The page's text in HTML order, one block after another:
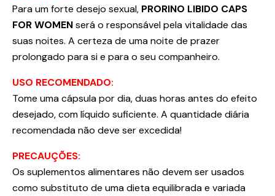
Para um forte desejo sexual, PRORINO LIBIDO CAPS
FOR WOMENserá o responsável pela vitalidade das
suas noites. A certeza de uma noite de prazer
prolongado para si e para o seu companheiro.
USO RECOMENDADO:
Tome uma cápsula por dia, duas horas antes do efeito
desejado, com líquido suficiente. A quantidade diária
recomendada não deve ser excedida!
PRECAUÇÕES:
Os suplementos alimentares não devem ser usados
como substituto de uma dieta equilibrada e variada